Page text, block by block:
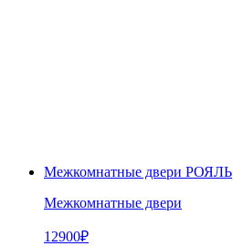
Межкомнатные двери РОЯЛЬ
Межкомнатные двери
12900₽